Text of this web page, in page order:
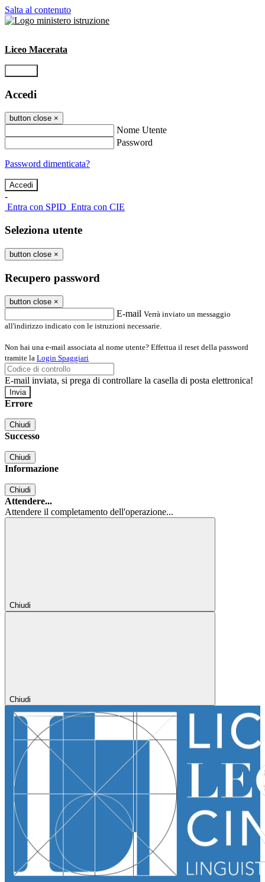
Salta al contenuto
Liceo Macerata
Accedi
button close ×
Nome Utente
Password
Password dimenticata?
-
Entra con SPID Entra con CIE
Seleziona utente
button close ×
Recupero password
button close ×
E-mail Verrà inviato un messaggio
all'indirizzo indicato con le istruzioni necessarie.
Non hai una e-mail associata al nome utente? Effettua il reset della password
tramite la Login Spaggiari
E-mail inviata, si prega di controllare la casella di posta elettronica!
Errore
Chiudi
Successo
Chiudi
Informazione
Chiudi
Attendere...
Attendere il completamento dell'operazione...
Chiudi
Chiudi